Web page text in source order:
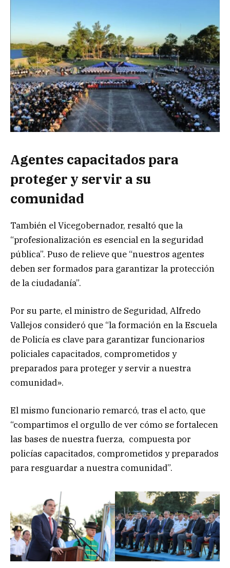
Agentes capacitados para
proteger y servir a su
comunidad
También el Vicegobernador, resaltó que la
“profesionalización es esencial en la seguridad
pública”. Puso de relieve que “nuestros agentes
deben ser formados para garantizar la protección
de la ciudadanía”.
Por su parte, el ministro de Seguridad, Alfredo
Vallejos consideró que “la formación en la Escuela
de Policía es clave para garantizar funcionarios
policiales capacitados, comprometidos y
preparados para proteger y servir a nuestra
comunidad».
El mismo funcionario remarcó, tras el acto, que
“compartimos el orgullo de ver cómo se fortalecen
las bases de nuestra fuerza, compuesta por
policías capacitados, comprometidos y preparados
para resguardar a nuestra comunidad”.